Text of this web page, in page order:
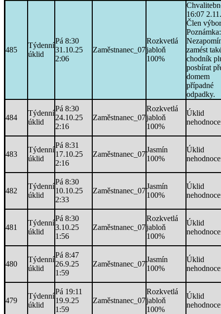
485
Týdenní
úklid
Pá 8:30
31.10.25
2:06
Zaměstnanec_07
Rozkvetlá
jabloň
100%
16:07
Člen
Poznámka:
zamést
chodník
posbírat
domem
případné
odpadky.
484
Týdenní
úklid
Pá 8:30
24.10.25
2:16
Zaměstnanec_07
Rozkvetlá
jabloň
100%
Úklid
483
Týdenní
úklid
Pá 8:31
17.10.25
2:16
Zaměstnanec_07
Jasmín
100%
Úklid
482
Týdenní
úklid
Pá 8:30
10.10.25
2:33
Zaměstnanec_07
Jasmín
100%
Úklid
481
Týdenní
úklid
Pá 8:30
3.10.25
1:56
Zaměstnanec_07
Rozkvetlá
jabloň
100%
Úklid
480
Týdenní
úklid
Pá 8:47
26.9.25
1:59
Zaměstnanec_07
Jasmín
100%
Úklid
479
Týdenní
úklid
Pá 19:11
19.9.25
1:59
Zaměstnanec_07
Rozkvetlá
jabloň
100%
Úklid